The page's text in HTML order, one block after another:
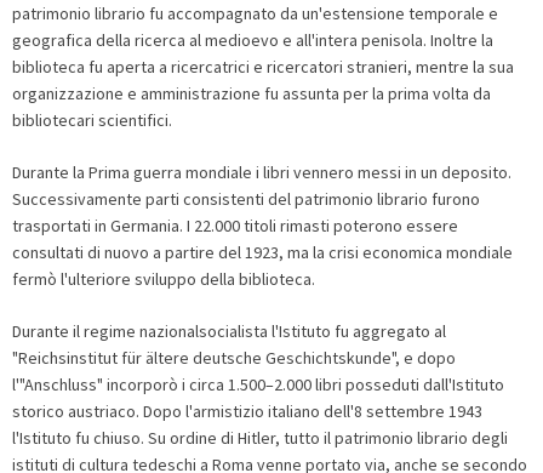
patrimonio librario fu accompagnato da un'estensione temporale e
geografica della ricerca al medioevo e all'intera penisola. Inoltre la
biblioteca fu aperta a ricercatrici e ricercatori stranieri, mentre la sua
organizzazione e amministrazione fu assunta per la prima volta da
bibliotecari scientifici.
Durante la Prima guerra mondiale i libri vennero messi in un deposito.
Successivamente parti consistenti del patrimonio librario furono
trasportati in Germania. I 22.000 titoli rimasti poterono essere
consultati di nuovo a partire del 1923, ma la crisi economica mondiale
fermò l'ulteriore sviluppo della biblioteca.
Durante il regime nazionalsocialista l'Istituto fu aggregato al
"Reichsinstitut für ältere deutsche Geschichtskunde", e dopo
l'"Anschluss" incorporò i circa 1.500–2.000 libri posseduti dall'Istituto
storico austriaco. Dopo l'armistizio italiano dell'8 settembre 1943
l'Istituto fu chiuso. Su ordine di Hitler, tutto il patrimonio librario degli
istituti di cultura tedeschi a Roma venne portato via, anche se secondo